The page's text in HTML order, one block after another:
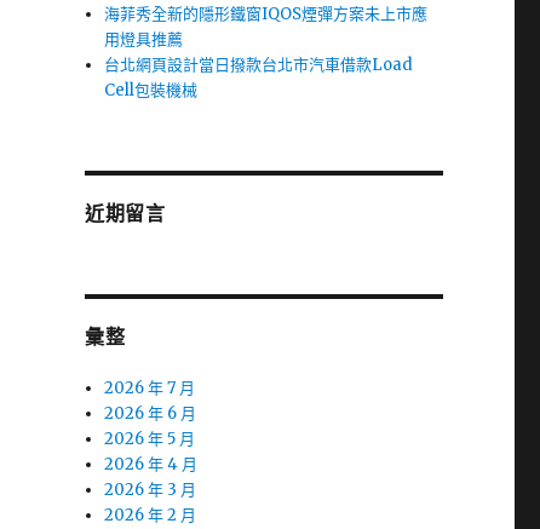
海菲秀全新的隱形鐵窗IQOS煙彈方案未上市應
用燈具推薦
台北網頁設計當日撥款台北市汽車借款Load
Cell包裝機械
近期留言
彙整
2026 年 7 月
2026 年 6 月
2026 年 5 月
2026 年 4 月
2026 年 3 月
2026 年 2 月